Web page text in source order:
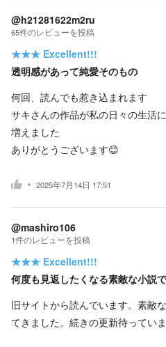
@h21281622m2ru
65件のレビューを投稿
★★★ Excellent!!!
透明感があって純愛そのもの
何回、読んでも惹き込まれます
サキさんの作品が私の日々の生活
増えました
ありがとうございます😊
2025年7月14日 17:51
@mashiro106
1件のレビューを投稿
★★★ Excellent!!!
何度も見返したくなる素敵な小説
旧サイトから読んでいます。素敵
てきました。続きの更新待っていま